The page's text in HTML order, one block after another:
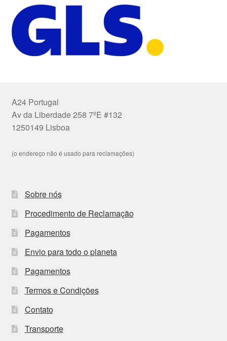
A24 Portugal
Av da Liberdade 258 7ºE #132
1250149 Lisboa
(o endereço não é usado para reclamações)
Sobre nós
Procedimento de Reclamação
Pagamentos
Envio para todo o planeta
Pagamentos
Termos e Condições
Contato
Transporte